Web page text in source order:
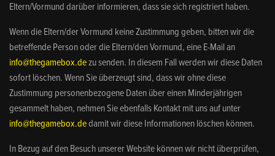
Eltern/Vormund darüber informieren, dass sie sich registriert haben.
Wenn die Eltern/der Vormund keine Zustimmung geben, bitten wir die
betreffende Person oder die Eltern/den Vormund, eine E-Mail an
info@thegamebox.dezu senden. In diesem Fall werden wir diese Daten
sofort löschen. Wenn Sie überzeugt sind, dass wir ohne diese
Zustimmung personenbezogene Daten über einen Minderjährigen
gesammelt haben, nehmen Sie ebenfalls Kontakt mit uns auf unter
info@thegamebox.dedamit wir diese Informationen löschen können.
In Bezug auf den Besuch unserer Website können wir nicht überprüfen,